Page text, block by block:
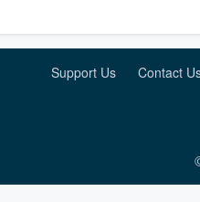
Support Us Contact